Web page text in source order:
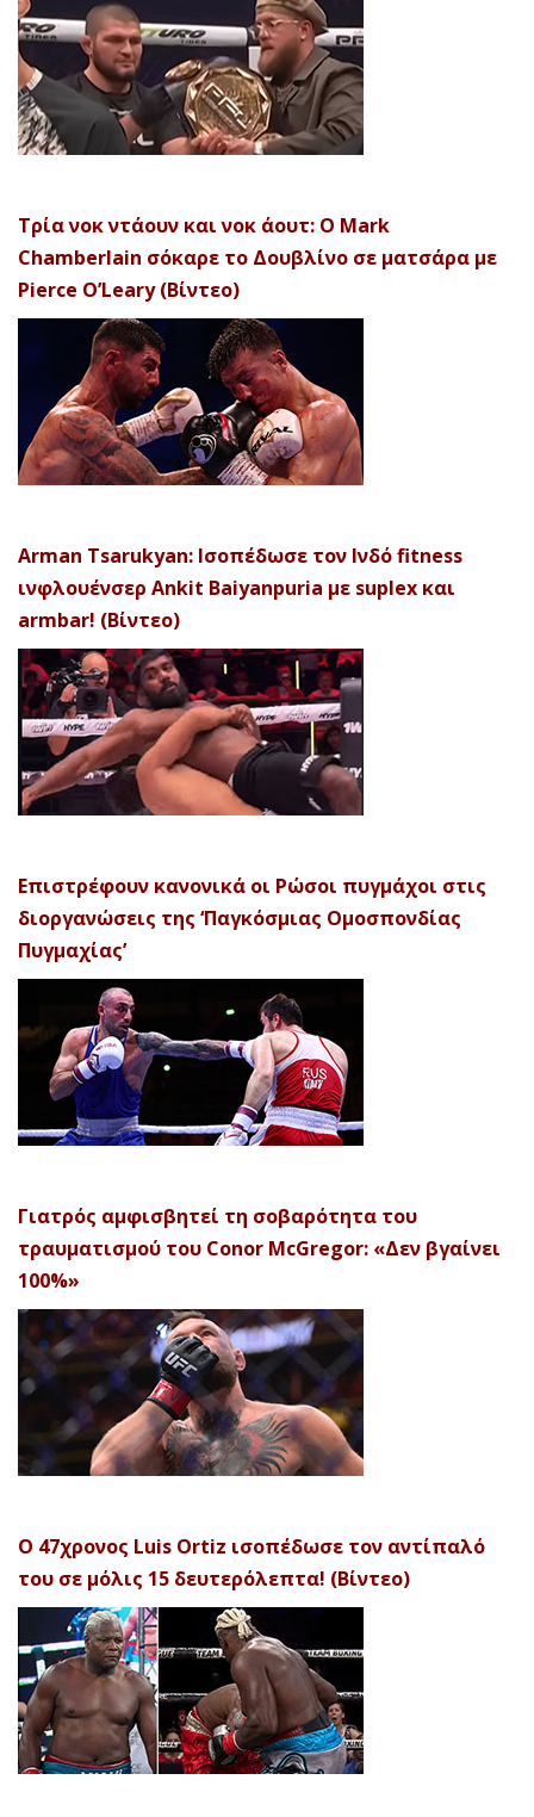
Τρία νοκ ντάουν και νοκ άουτ: Ο Mark
Chamberlain σόκαρε το Δουβλίνο σε ματσάρα με
Pierce O’Leary (Βίντεο)
Arman Tsarukyan: Ισοπέδωσε τον Ινδό fitness
ινφλουένσερ Ankit Baiyanpuria με suplex και
armbar! (Βίντεο)
Επιστρέφουν κανονικά οι Ρώσοι πυγμάχοι στις
διοργανώσεις της ‘Παγκόσμιας Ομοσπονδίας
Πυγμαχίας’
Γιατρός αμφισβητεί τη σοβαρότητα του
τραυματισμού του Conor McGregor: «Δεν βγαίνει
100%»
Ο 47χρονος Luis Ortiz ισοπέδωσε τον αντίπαλό
του σε μόλις 15 δευτερόλεπτα! (Βίντεο)